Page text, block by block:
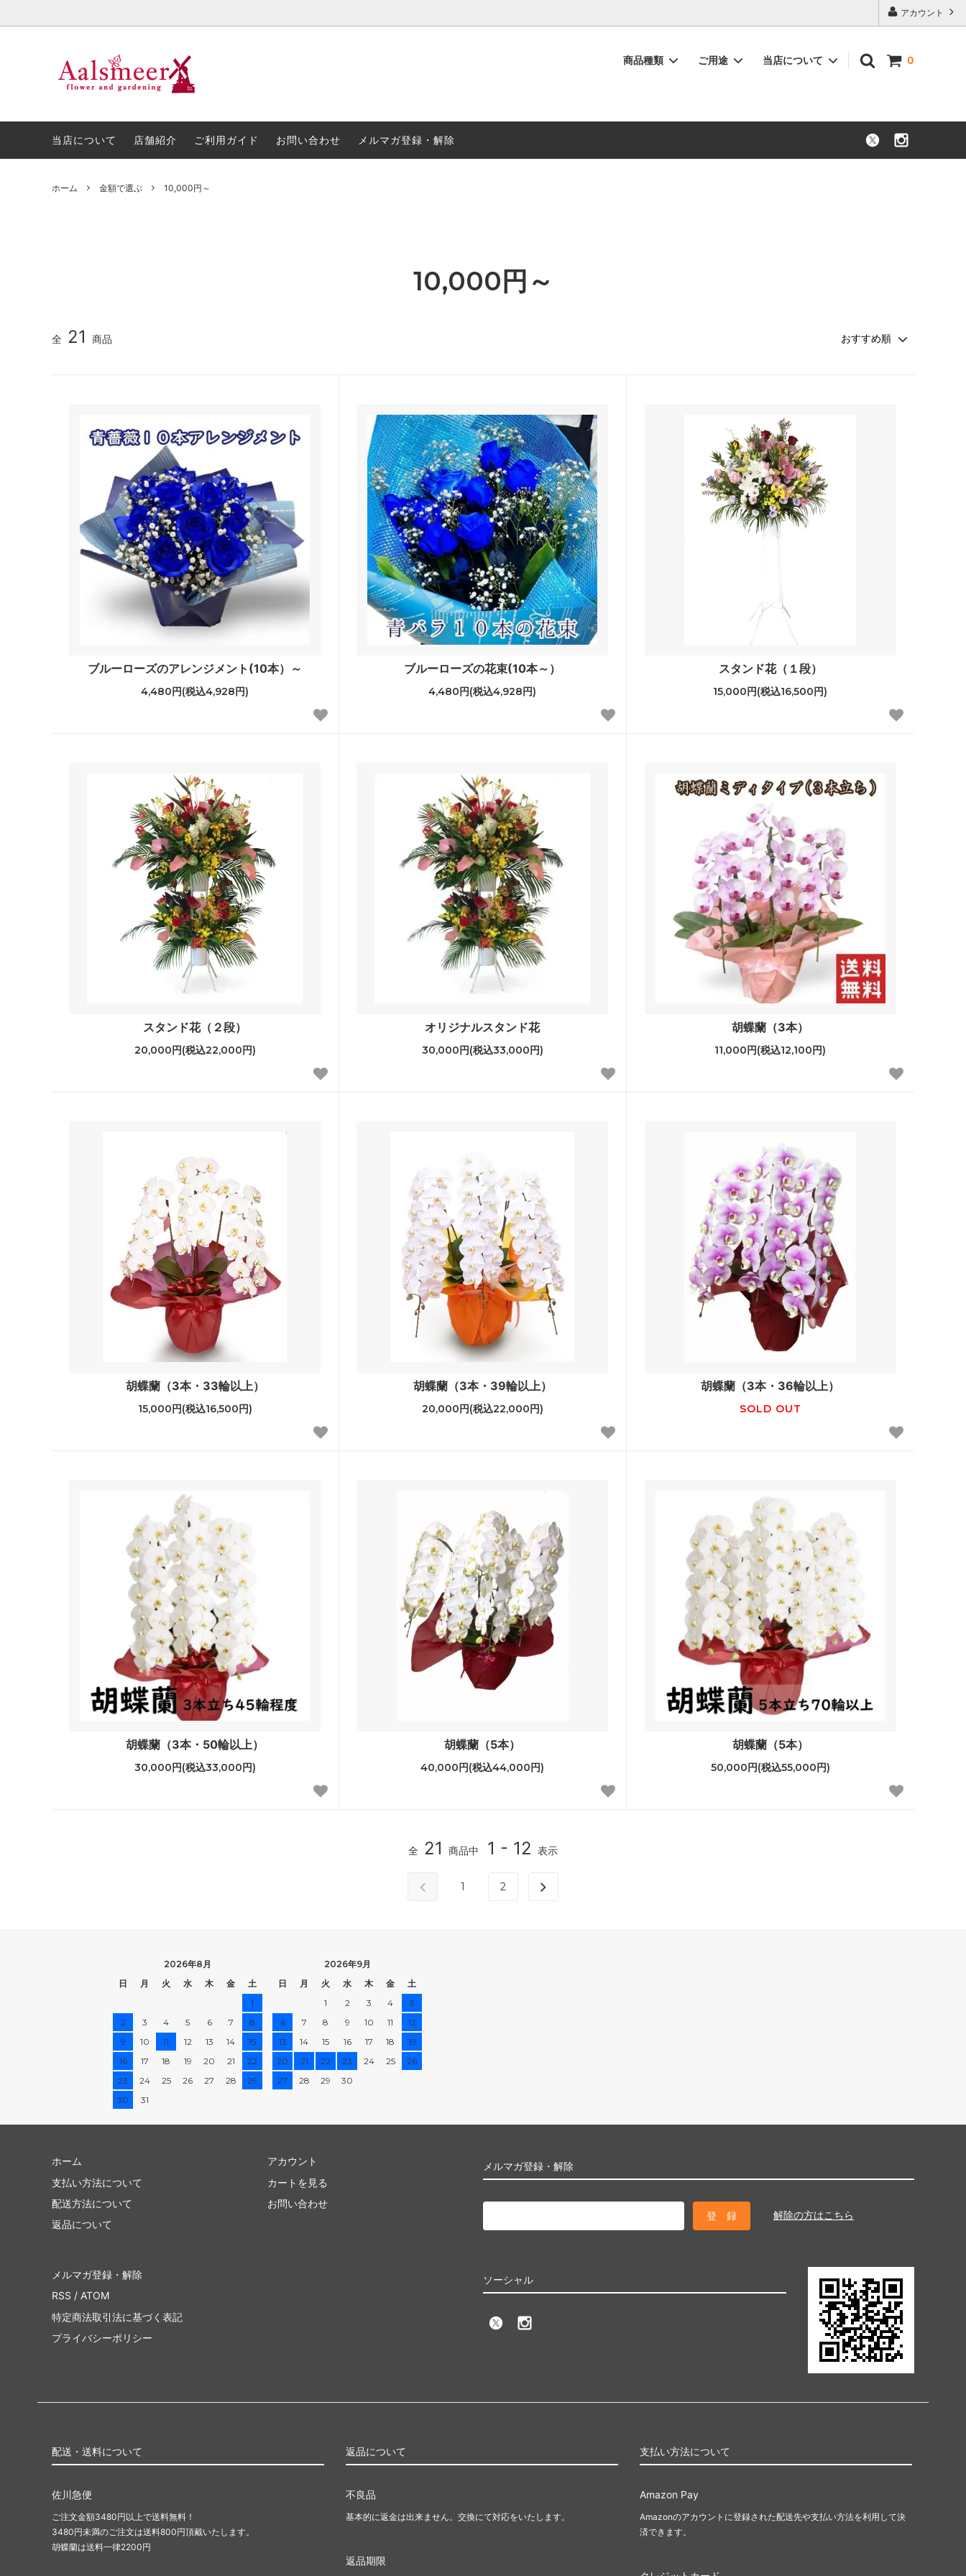
アカウント
0
商品種類
アレンジメント スタンド花
ご用途
開店・開業・周年祝い お悔やみ・お供え
当店について
当店について 店舗紹介 ご利用ガイド お問い合わせ メルマガ登録・解除
ホーム 金額で選ぶ 10,000円～
10,000円～
全 21 商品
ブルーローズのアレンジメント(10本）～
4,480円(税込4,928円)
ブルーローズの花束(10本～）
4,480円(税込4,928円)
スタンド花（１段）
15,000円(税込16,500円)
スタンド花（２段）
20,000円(税込22,000円)
オリジナルスタンド花
30,000円(税込33,000円)
胡蝶蘭（3本）
11,000円(税込12,100円)
胡蝶蘭（3本・33輪以上）
15,000円(税込16,500円)
胡蝶蘭（3本・39輪以上）
20,000円(税込22,000円)
胡蝶蘭（3本・36輪以上）
SOLD OUT
胡蝶蘭（3本・50輪以上）
30,000円(税込33,000円)
胡蝶蘭（5本）
40,000円(税込44,000円)
胡蝶蘭（5本）
50,000円(税込55,000円)
全 21 商品中 1 - 12 表示
1 2
2026年8月
日
月 火 水 木 金
土
1
2
3 4 5 6 7
8
9
10 11 12 13 14
15
16
17 18 19 20 21
22
23
24 25 26 27 28
29
30
31
2026年9月
日
月 火 水 木 金
土
1
2 3 4
5
6
7 8 9 10 11
12
13
14 15 16 17 18
19
20
21 22 23 24 25
26
27
28 29 30
メルマガ登録・解除
解除の方はこちら
ホーム
支払い方法について
配送方法について
返品について
アカウント
カートを見る
お問い合わせ
ソーシャル
メルマガ登録・解除
RSS / ATOM
特定商法取引法に基づく表記
プライバシーポリシー
配送・送料について
佐川急便
ご注文金額3480円以上で送料無料！
3480円未満のご注文は送料800円頂戴いたします。
胡蝶蘭は送料一律2200円
返品について
不良品
基本的に返金は出来ません。交換にて対応をいたします。
返品期限
支払い方法について
Amazon Pay
Amazonのアカウントに登録された配送先や支払い方法を利用して決
済できます。